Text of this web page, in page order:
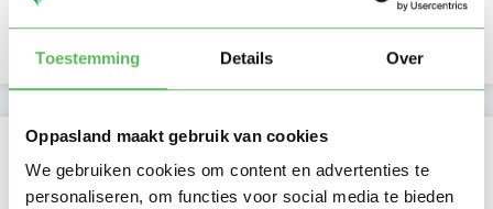
Toestemming Details Over
Oppasland maakt gebruik van cookies
We gebruiken cookies om content en advertenties te
personaliseren, om functies voor social media te bieden
Verificaties
E-mailadres is geverifieerd